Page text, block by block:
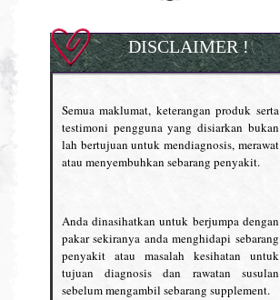
DISCLAIMER !
Semua maklumat, keterangan produk serta
testimoni pengguna yang disiarkan bukan
lah bertujuan untuk mendiagnosis, merawat
atau menyembuhkan sebarang penyakit.
Anda dinasihatkan untuk berjumpa dengan
pakar sekiranya anda menghidapi sebarang
penyakit atau masalah kesihatan untuk
tujuan diagnosis dan rawatan susulan
sebelum mengambil sebarang supplement.